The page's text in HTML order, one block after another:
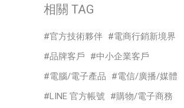
相關 TAG
官方技術夥伴
電商行銷新境界
品牌客戶
中小企業客戶
電腦/電子產品
電信/廣播/媒體
LINE 官方帳號
購物/電子商務